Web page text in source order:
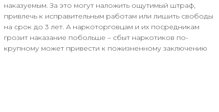
наказуемым. За это могут наложить ощутимый штраф,
привлечь к исправительным работам или лишить свободы
на срок до 3 лет. А наркоторговцам и их посредникам
грозит наказание побольше – сбыт наркотиков по-
крупному может привести к пожизненному заключению